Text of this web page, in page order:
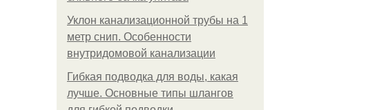
Уклон канализационной трубы на 1
метр снип. Особенности
внутридомовой канализации
Гибкая подводка для воды, какая
лучше. Основные типы шлангов